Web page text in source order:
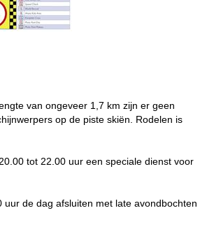
van ongeveer 1,7 km zijn er geen
op de piste skiën. Rodelen is
tot 22.00 uur een speciale dienst voor
de dag afsluiten met late avondbochten